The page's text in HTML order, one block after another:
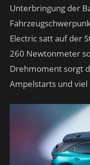
Unterbringung der
Electric satt auf der
260 Newtonmeter
Drehmoment sorgt
Ampelstarts und viel